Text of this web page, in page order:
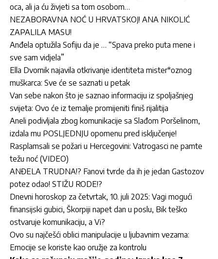
oca, ali ja ću živjeti sa tom osobom…
NEZABORAVNA NOĆ U HRVATSKOJ! ANA NIKOLIĆ
ZAPALILA MASU!
Anđela optužila Sofiju da je … “Spava preko puta mene i
sve sam vidjela”
Ella Dvornik najavila otkrivanje identiteta mister*oznog
muškarca: Sve će se saznati u petak
Van sebe nakon što je saznao informaciju iz spoljašnjeg
svijeta: Ovo će iz temalje promijeniti finiš rijalitija
Aneli podivljala zbog komunikacije sa Slađom Poršelinom,
izdala mu POSLJEDNJU opomenu pred isključenje!
Rasplamsali se požari u Hercegovini: Vatrogasci ne pamte
težu noć (VIDEO)
ANĐELA TRUDNA!? Fanovi tvrde da ih je jedan Gastozov
potez odao! STIŽU RODE!?
Dnevni horoskop za četvrtak, 10. juli 2025: Vagi mogući
finansijski gubici, Škorpiji napet dan u poslu, Bik teško
ostvaruje komunikaciju, a Vi?
Ovo su najčešći oblici manipulacije u ljubavnim vezama:
Emocije se koriste kao oružje za kontrolu